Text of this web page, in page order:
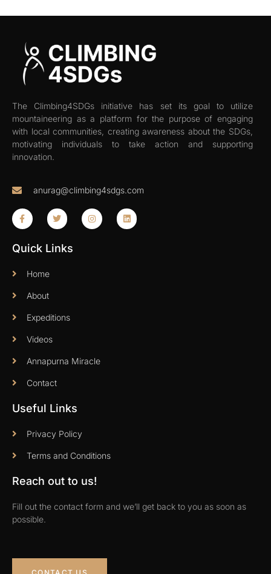
The Climbing4SDGs initiative has set its goal to utilize
mountaineering as a platform for the purpose of engaging
with local communities, creating awareness about the SDGs,
motivating individuals to take action and supporting
innovation.
anurag@climbing4sdgs.com
Quick Links
Home
About
Expeditions
Videos
Annapurna Miracle
Contact
Useful Links
Privacy Policy
Terms and Conditions
Reach out to us!
Fill out the contact form and we’ll get back to you as soon as
possible.